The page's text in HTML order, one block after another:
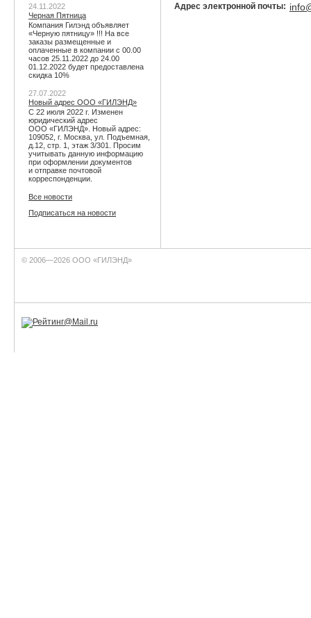
Адрес электронной почты:
24.11.2022
Черная Пятница
Компания Гилэнд объявляет
«Черную пятницу» !!! На все
заказы размещенные и
оплаченные в компании с 00.00
часов 25.11.2022 до 24.00
01.12.2022 будет предоставлена
скидка 10%
27.07.2022
Новый адрес ООО «ГИЛЭНД»
С 22 июля 2022 г. Изменен
юридический адрес
ООО «ГИЛЭНД». Новый адрес:
109052, г. Москва, ул. Подъемная,
д.12, стр. 1, этаж 3/301. Просим
учитывать данную информацию
при оформлении документов
и отправке почтовой
корреспонденции.
Все новости
Подписаться на новости
© 2006—2026 ООО «ГИЛЭНД»